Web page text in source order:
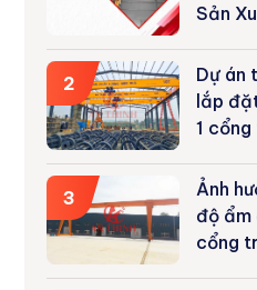
Sản
2
Dự án
lắp
1
3
Ảnh
độ ẩm
cổng